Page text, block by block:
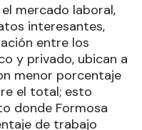
mercado laboral,
interesantes,
entre los
y privado, ubican a
menor porcentaje
el total; esto
donde Formosa
de trabajo